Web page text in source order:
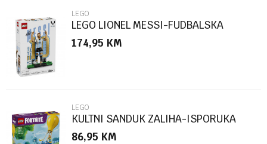
Poruka
POŠALJI
LEGO
LEGO LIONEL MESSI-FUDBALSKA
LEGENDA
174,95 KM
LEGO
KULTNI SANDUK ZALIHA-ISPORUKA
86,95 KM